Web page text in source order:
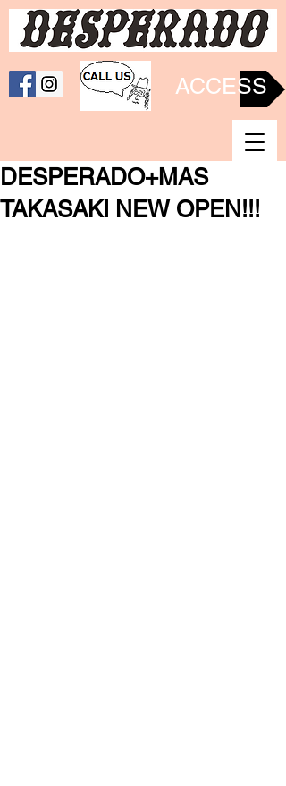
ACCESS
DESPERADO+MAS
TAKASAKI NEW OPEN!!!